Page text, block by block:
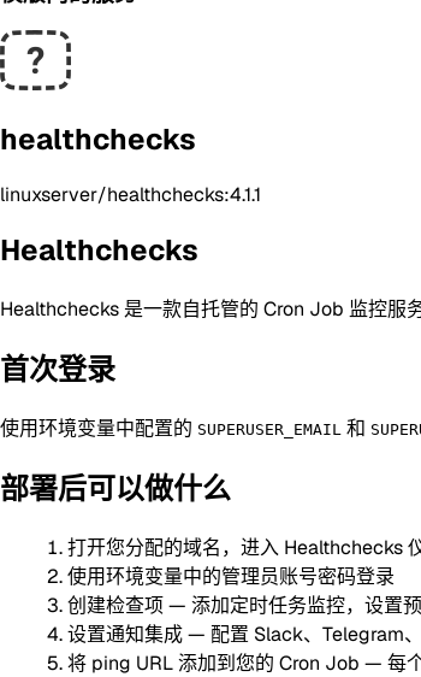
healthchecks
linuxserver/healthchecks:4.1.1
Healthchecks
Healthchecks 是一款自托管的 Cron Job 监控服
首次登录
使用环境变量中配置的 SUPERUSER_EMAIL 和
部署后可以做什么
打开您分配的域名，进入 Healthchecks
使用环境变量中的管理员账号密码登录
创建检查项 — 添加定时任务监控，设置
设置通知集成 — 配置 Slack、Telegram
将 ping URL 添加到您的 Cron Job — 每